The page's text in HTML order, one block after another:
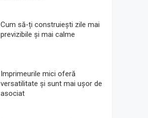
Cum să-ți construiești zile mai
previzibile și mai calme
Imprimeurile mici oferă
versatilitate și sunt mai ușor de
asociat